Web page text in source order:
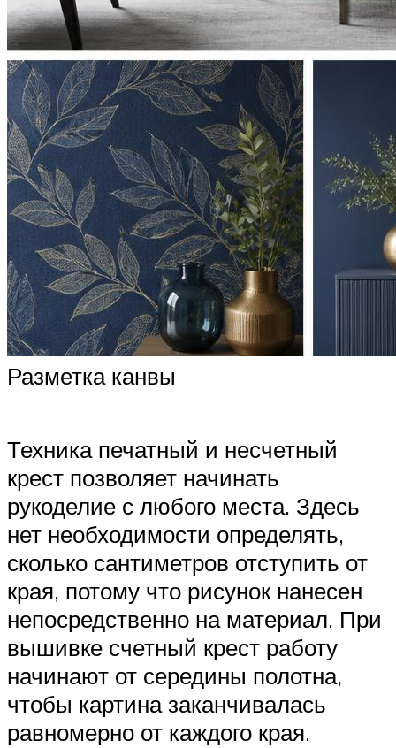
Разметка канвы
Техника печатный и несчетный
крест позволяет начинать
рукоделие с любого места. Здесь
нет необходимости определять,
сколько сантиметров отступить от
края, потому что рисунок нанесен
непосредственно на материал. При
вышивке счетный крест работу
начинают от середины полотна,
чтобы картина заканчивалась
равномерно от каждого края.